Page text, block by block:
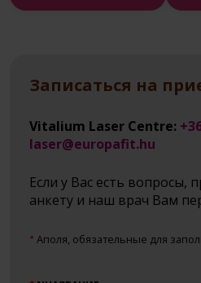
Записаться на
Vitalium Laser Centre:
laser@europafit.hu
Если у Вас есть вопросы,
анкету и наш врач Вам
★ Aполя, обязательные для